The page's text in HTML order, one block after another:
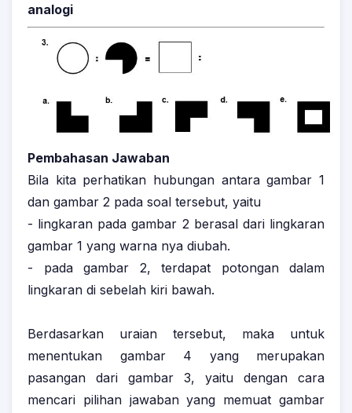
analogi
Pembahasan Jawaban
Bila kita perhatikan hubungan antara gambar 1
dan gambar 2 pada soal tersebut, yaitu
- lingkaran pada gambar 2 berasal dari lingkaran
gambar 1 yang warna nya diubah.
- pada gambar 2, terdapat potongan dalam
lingkaran di sebelah kiri bawah.
Berdasarkan uraian tersebut, maka untuk
menentukan gambar 4 yang merupakan
pasangan dari gambar 3, yaitu dengan cara
mencari pilihan jawaban yang memuat gambar